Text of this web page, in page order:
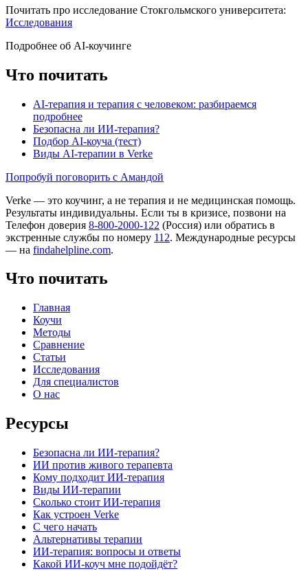
Почитать про исследование Стокгольмского университета:
Исследования
Подробнее об AI-коучинге
Что почитать
AI-терапия и терапия с человеком: разбираемся
подробнее
Безопасна ли ИИ-терапия?
Подбор AI-коуча (тест)
Виды AI-терапии в Verke
Попробуй поговорить с Амандой
Verke — это коучинг, а не терапия и не медицинская помощь.
Результаты индивидуальны. Если ты в кризисе, позвони на
Телефон доверия 8-800-2000-122 (Россия) или обратись в
экстренные службы по номеру 112. Международные ресурсы
— на findahelpline.com.
Что почитать
Главная
Коучи
Методы
Сравнение
Статьи
Исследования
Для специалистов
О нас
Ресурсы
Безопасна ли ИИ-терапия?
ИИ против живого терапевта
Кому подходит ИИ-терапия
Виды ИИ-терапии
Сколько стоит ИИ-терапия
Как устроен Verke
С чего начать
Альтернативы терапии
ИИ-терапия: вопросы и ответы
Какой ИИ-коуч мне подойдёт?